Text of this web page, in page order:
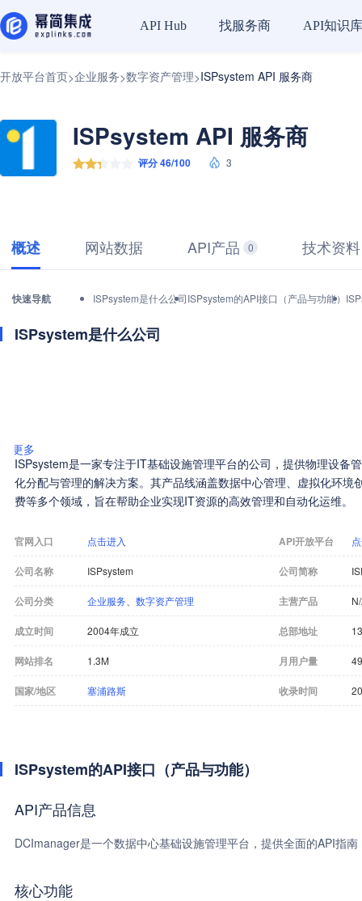
API Hub 找服务商 API知识库
开放平台首页>企业服务>数字资产管理>ISPsystem API 服务商
ISPsystem API 服务商
评分 46/100 3
概述 网站数据 API产品 0 技术资料
快速导航 ISPsystem是什么公司ISPsystem的API接口（产品与功能）
ISPsystem是什么公司
更多
ISPsystem是一家专注于IT基础设施管理平台的公司，提供物理设备
化分配与管理的解决方案。其产品线涵盖数据中心管理、虚拟化环境
费等多个领域，旨在帮助企业实现IT资源的高效管理和自动化运维。
官网入口 点击进入 API开放平台
公司名称 ISPsystem 公司简称
公司分类 企业服务 数字资产管理 主营产品
成立时间 2004年成立 总部地址
网站排名 1.3M 月用户量
国家/地区 塞浦路斯 收录时间
ISPsystem的API接口（产品与功能）
API产品信息
DCImanager是一个数据中心基础设施管理平台，提供全面的API指
核心功能